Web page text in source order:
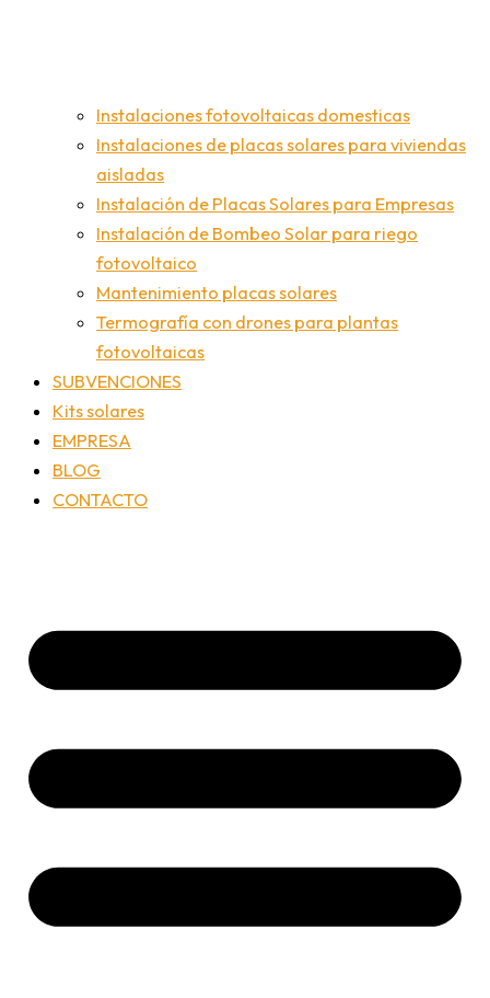
Instalaciones fotovoltaicas domesticas
Instalaciones de placas solares para viviendas
aisladas
Instalación de Placas Solares para Empresas
Instalación de Bombeo Solar para riego
fotovoltaico
Mantenimiento placas solares
Termografía con drones para plantas
fotovoltaicas
SUBVENCIONES
Kits solares
EMPRESA
BLOG
CONTACTO